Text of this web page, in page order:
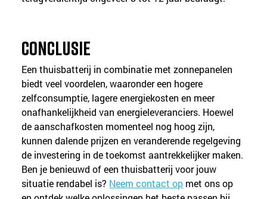
Conclusie
Een thuisbatterij in combinatie met zonnepanelen
biedt veel voordelen, waaronder een hogere
zelfconsumptie, lagere energiekosten en meer
onafhankelijkheid van energieleveranciers. Hoewel
de aanschafkosten momenteel nog hoog zijn,
kunnen dalende prijzen en veranderende regelgeving
de investering in de toekomst aantrekkelijker maken.
Ben je benieuwd of een thuisbatterij voor jouw
situatie rendabel is? Neem contact op met ons op